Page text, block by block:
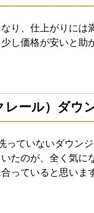
り、仕上がりには
し価格が安いと助
レール）ダウ
っていないダウン
たのが、全く気に
っていると思いま